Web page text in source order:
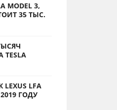
MODEL 3,
35 ТЫС.
LFA
ГОДУ